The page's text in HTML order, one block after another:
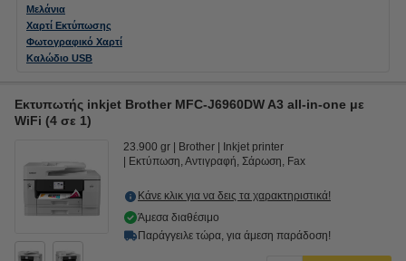
Μελάνια
Χαρτί Εκτύπωσης
Φωτογραφικό Χαρτί
Καλώδιο USB
Εκτυπωτής inkjet Brother MFC-J6960DW A3 all-in-one με
WiFi (4 σε 1)
23.900 gr Brother
Inkjet printer
Εκτύπωση, Αντιγραφή, Σάρωση, Fax
Κάνε κλικ για να δεις τα χαρακτηριστικά!
Άμεσα διαθέσιμο
Παράγγειλε τώρα, για άμεση παράδοση!